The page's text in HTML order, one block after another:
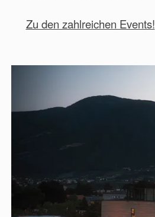
Zu den zahlreichen Events!